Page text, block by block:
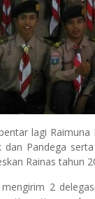
lagi
dan Pandega
Rainas tahun
mengirim 2